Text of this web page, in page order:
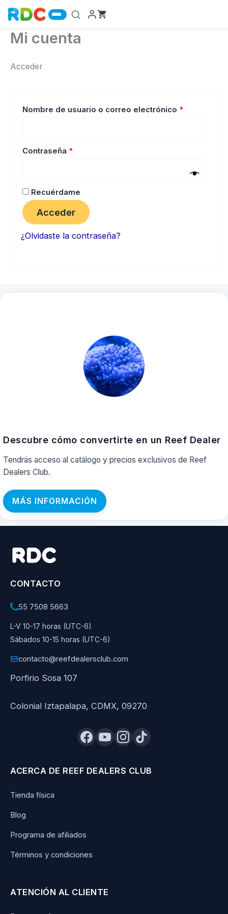
contenido
Mi cuenta
Acceder
Nombre de usuario o correo electrónico *
Contraseña *
Recuérdame
Acceder
¿Olvidaste la contraseña?
Descubre cómo convertirte en un Reef Dealer
Tendrás acceso al catálogo y precios exclusivos de Reef
Dealers Club.
MÁS INFORMACIÓN
CONTACTO
55 7508 5663
L-V 10-17 horas (UTC-6)
Sábados 10-15 horas (UTC-6)
contacto@reefdealersclub.com
Porfirio Sosa 107
Colonial Iztapalapa, CDMX, 09270
ACERCA DE REEF DEALERS CLUB
Tienda física
Blog
Programa de afiliados
Términos y condiciones
ATENCIÓN AL CLIENTE